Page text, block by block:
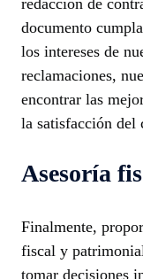
redacción de
documento
los intereses de
reclamaciones,
encontrar las
la satisfacción del
Asesoría
Finalmente,
fiscal y
tomar decisiones